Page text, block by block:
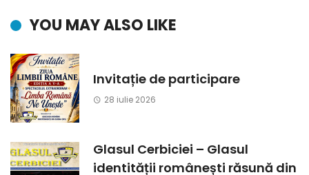
YOU MAY ALSO LIKE
Invitație de participare
28 iulie 2026
Glasul Cerbiciei – Glasul
identității românești răsună din